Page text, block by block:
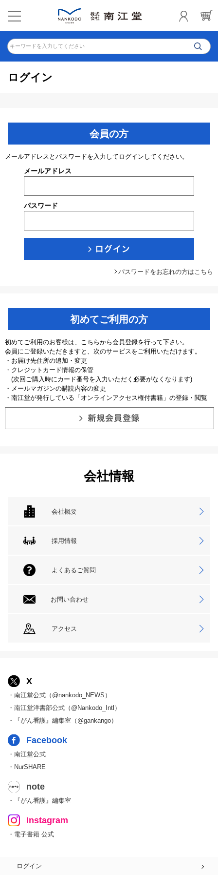
キーワードを入力してください
ログイン
会員の方
メールアドレスとパスワードを入力してログインしてください。
メールアドレス
パスワード
パスワードをお忘れの方はこちら
初めてご利用の方
初めてご利用のお客様は、こちらから会員登録を行って下さい。
会員にご登録いただきますと、次のサービスをご利用いただけます。
・お届け先住所の追加・変更
・クレジットカード情報の保管
(次回ご購入時にカード番号を入力いただく必要がなくなります)
・メールマガジンの購読内容の変更
・南江堂が発行している「オンラインアクセス権付書籍」の登録・閲覧
会社情報
会社概要
採用情報
よくあるご質問
お問い合わせ
アクセス
X
・南江堂公式（@nankodo_NEWS）
・南江堂洋書部公式（@Nankodo_Intl）
・『がん看護』編集室（@gankango）
Facebook
・南江堂公式
・NurSHARE
note
・『がん看護』編集室
Instagram
・電子書籍 公式
ログイン